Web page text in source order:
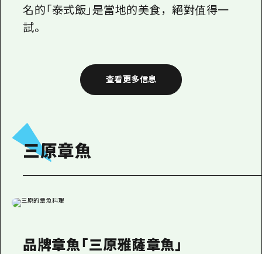
名的「泰式飯」是當地的美食，絕對值得一
試。
查看更多信息
三原章魚
品牌章魚「三原雅薩章魚」